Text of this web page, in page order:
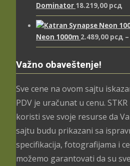
Dominator 18.219,00 рсд
Neon 1000m 2.489,00 рсд –
Važno obaveštenje!
Sve cene na ovom sajtu
PDV je uračunat u cenu.
koristi sve svoje resurse da
sajtu budu prikazani sa
specifikacija, fotografijama i
možemo garantovati da su